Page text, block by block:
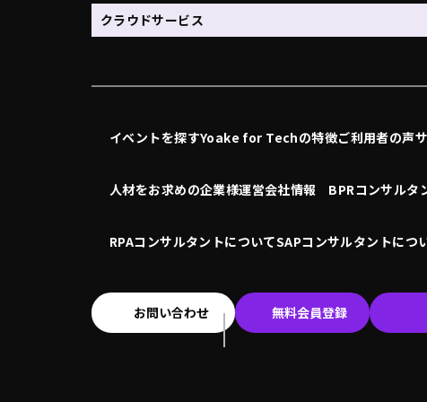
クラウドサービス
イベントを探すYoake for Techの特徴ご利用者の声
人材をお求めの企業様運営会社情報 BPRコンサルタ
RPAコンサルタントについてSAPコンサルタントにつ
お問い合わせ 無料会員登録